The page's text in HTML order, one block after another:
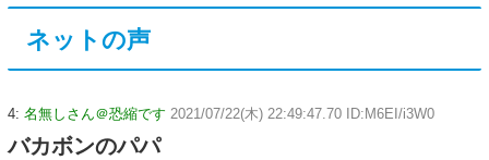
ネットの声
4: 名無しさん＠恐縮です 2021/07/22(木) 22:49:47.70 ID:M6EI/i3W0
バカボンのパパ